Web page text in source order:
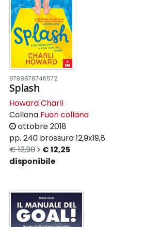
9788878746572
Splash
Howard Charli
Collana Fuori collana
ottobre 2018
pp. 240 brossura12,9x19,8
€ 12,90
€ 12,25
disponibile